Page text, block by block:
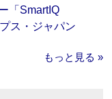
「SmartIQ
ス・ジャパン
もっと見る »